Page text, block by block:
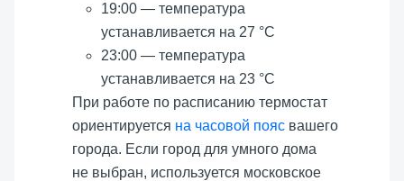
19:00 — температура
устанавливается на 27 °C
23:00 — температура
устанавливается на 23 °C
При работе по расписанию термостат
ориентируется на часовой пояс вашего
города. Если город для умного дома
не выбран, используется московское